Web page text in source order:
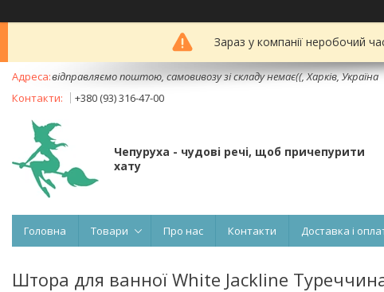
Зараз у компанії неробочий
відправляємо поштою, самовивозу зі складу немає((, Харків, Україна
+380 (93) 316-47-00
Чепуруха - чудовi речi, щоб причепурити
хату
Головна Товари Про нас Контакти Доставка і
Штора для ванної White Jackline